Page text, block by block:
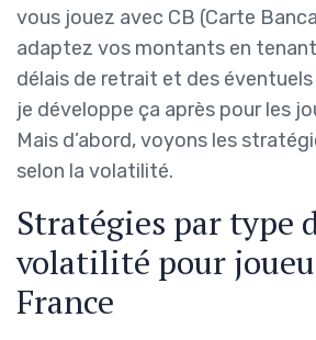
vous jouez avec CB (Carte
adaptez vos montants en
délais de retrait et des
je développe ça après pour les
Mais d’abord, voyons les
selon la volatilité.
Stratégies par type
volatilité pour
France